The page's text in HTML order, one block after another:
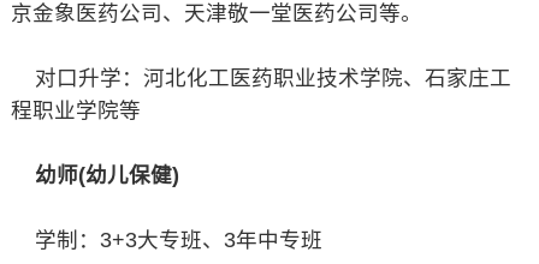
京金象医药公司、天津敬一堂医药公司等。
对口升学：河北化工医药职业技术学院、石家庄工
程职业学院等
幼师(幼儿保健)
学制：3+3大专班、3年中专班